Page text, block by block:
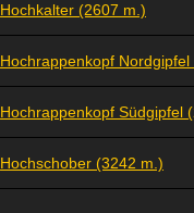
Hochkalter (2607 m.)
Hochrappenkopf
Hochrappenkopf Südgipfel
Hochschober (3242 m.)